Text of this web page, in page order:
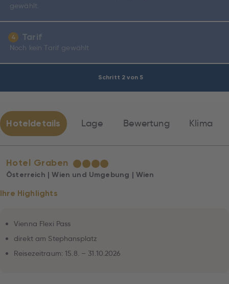
Schritt 2 von 5
gewählt.
4 Tarif
Noch kein Tarif gewählt
Hoteldetails Lage Bewertung Klima
Hotel Graben ★★★★
Österreich | Wien und Umgebung | Wien
Ihre Highlights
Vienna Flexi Pass
direkt am Stephansplatz
Reisezeitraum: 15.8. – 31.10.2026